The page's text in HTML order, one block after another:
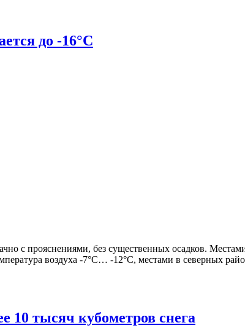
до -16°С
с прояснениями, без существенных осадков.
воздуха -7°C… -12°C, местами в северных
10 тысяч кубометров снега